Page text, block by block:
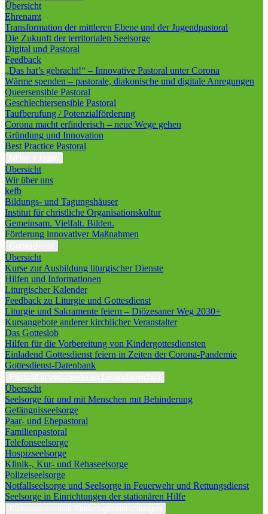
Übersicht
Ehrenamt
Transformation der mittleren Ebene und der Jugendpastoral
Die Zukunft der territorialen Seelsorge
Digital und Pastoral
Feedback
„Das hat’s gebracht!“ – Innovative Pastoral unter Corona
Wärme spenden – pastorale, diakonische und digitale Anregungen
Queersensible Pastoral
Geschlechtersensible Pastoral
Taufberufung / Potenzialförderung
Corona macht erfinderisch – neue Wege gehen
Gründung und Innovation
Best Practice Pastoral
Übersicht
Wir über uns
kefb
Bildungs- und Tagungshäuser
Institut für christliche Organisationskultur
Gemeinsam. Vielfalt. Bilden.
Förderung innovativer Maßnahmen
Übersicht
Kurse zur Ausbildung liturgischer Dienste
Hilfen und Informationen
Liturgischer Kalender
Feedback zu Liturgie und Gottesdienst
Liturgie und Sakramente feiern – Diözesaner Weg 2030+
Kursangebote anderer kirchlicher Veranstalter
Das Gotteslob
Hilfen für die Vorbereitung von Kindergottesdiensten
Einladend Gottesdienst feiern in Zeiten der Corona-Pandemie
Gottesdienst-Datenbank
Übersicht
Seelsorge für und mit Menschen mit Behinderung
Gefängnisseelsorge
Paar- und Ehepastoral
Familienpastoral
Telefonseelsorge
Hospizseelsorge
Klinik-, Kur- und Rehaseelsorge
Polizeiseelsorge
Notfallseelsorge und Seelsorge in Feuerwehr und Rettungsdienst
Seelsorge in Einrichtungen der stationären Hilfe